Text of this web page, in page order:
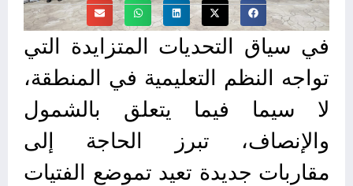
في سياق التحديات المتزايدة التي
تواجه النظم التعليمية في المنطقة،
لا سيما فيما يتعلق بالشمول
والإنصاف، تبرز الحاجة إلى
مقاربات جديدة تعيد تموضع الفتيات